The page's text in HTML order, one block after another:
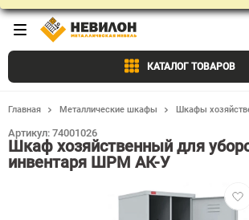
КАТАЛОГ ТОВАРОВ
Главная Металлические шкафы Шкафы
Шкаф хозяйственный для
инвентаря ШРМ АК-У
Артикул: 74001026
в